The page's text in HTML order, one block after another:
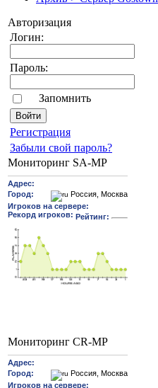
Авторизация
Логин:
Пароль:
Запомнить
Pегиcтрaция
Забыли свой пароль?
Мониторинг SA-MP
Мониторинг CR-MP